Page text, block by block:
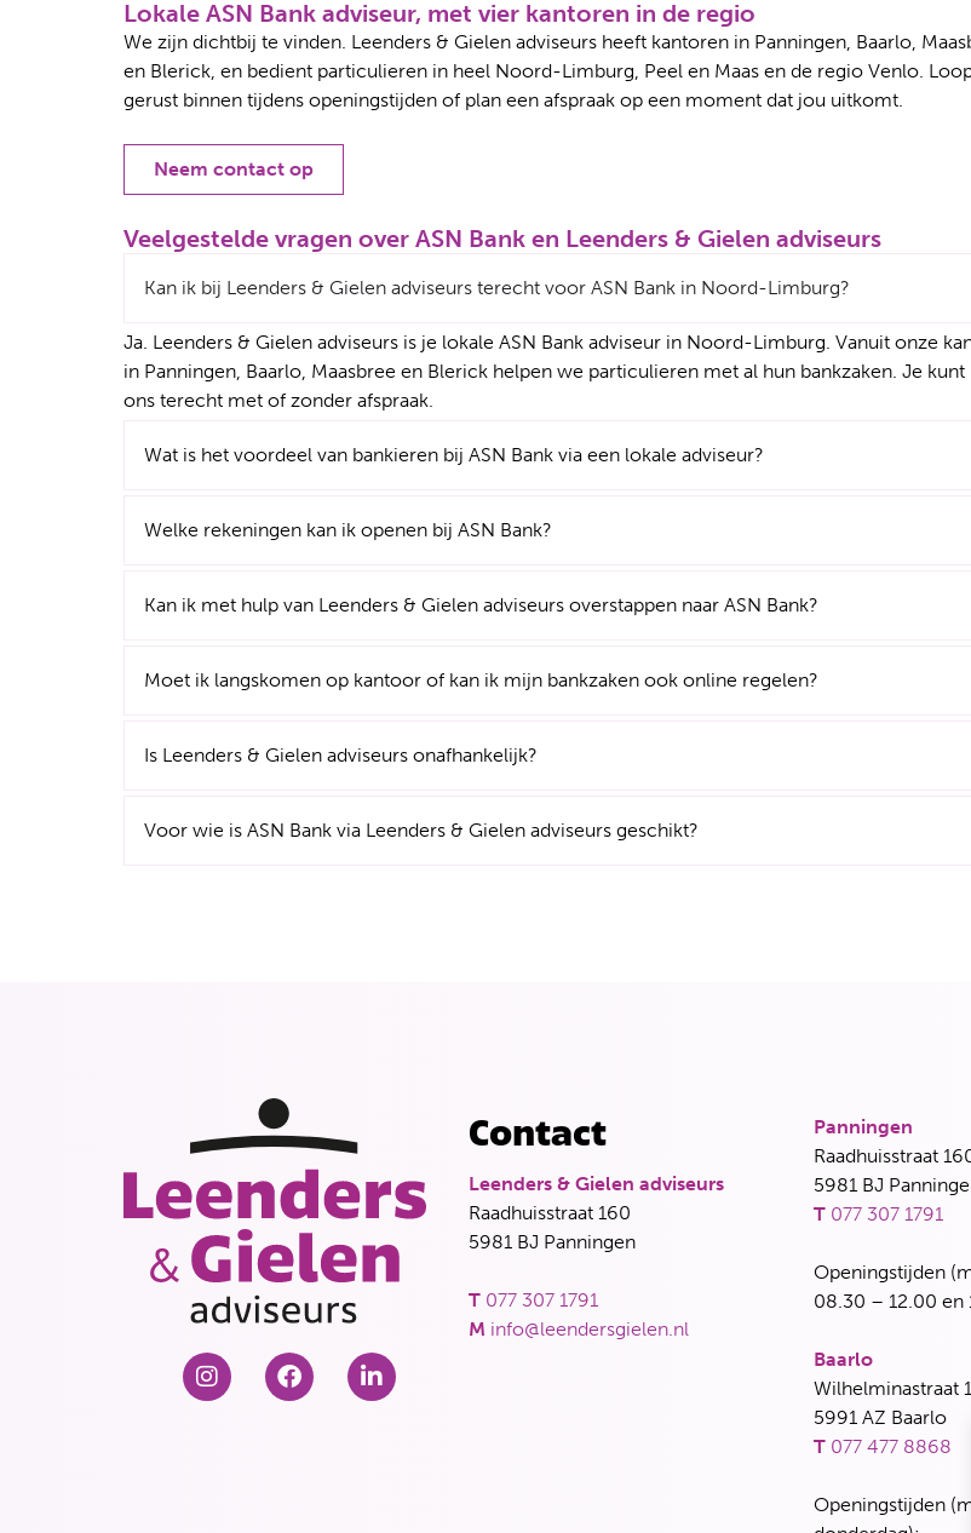
Lokale ASN Bank adviseur, met vier kantoren in de regio
We zijn dichtbij te vinden. Leenders & Gielen adviseurs heeft kantoren in Panningen, Baarlo,
en Blerick, en bedient particulieren in heel Noord-Limburg, Peel en Maas en de regio Venlo.
gerust binnen tijdens openingstijden of plan een afspraak op een moment dat jou uitkomt.
Neem contact op
Veelgestelde vragen over ASN Bank en Leenders & Gielen adviseurs
Kan ik bij Leenders & Gielen adviseurs terecht voor ASN Bank in Noord-Limburg?
Ja. Leenders & Gielen adviseurs is je lokale ASN Bank adviseur in Noord-Limburg. Vanuit onze
in Panningen, Baarlo, Maasbree en Blerick helpen we particulieren met al hun bankzaken. Je kunt
ons terecht met of zonder afspraak.
Wat is het voordeel van bankieren bij ASN Bank via een lokale adviseur?
Welke rekeningen kan ik openen bij ASN Bank?
Kan ik met hulp van Leenders & Gielen adviseurs overstappen naar ASN Bank?
Moet ik langskomen op kantoor of kan ik mijn bankzaken ook online regelen?
Is Leenders & Gielen adviseurs onafhankelijk?
Voor wie is ASN Bank via Leenders & Gielen adviseurs geschikt?
Contact
Leenders & Gielen adviseurs
Raadhuisstraat 160
5981 BJ Panningen
T 077 307 1791
M info@leendersgielen.nl
Panningen
Raadhuisstraat
5981 BJ
T 077 307 1791
Openingstijden
08.30 – 12.00 en
Baarlo
Wilhelminastraat
5991 AZ Baarlo
T 077 477 8868
Openingstijden